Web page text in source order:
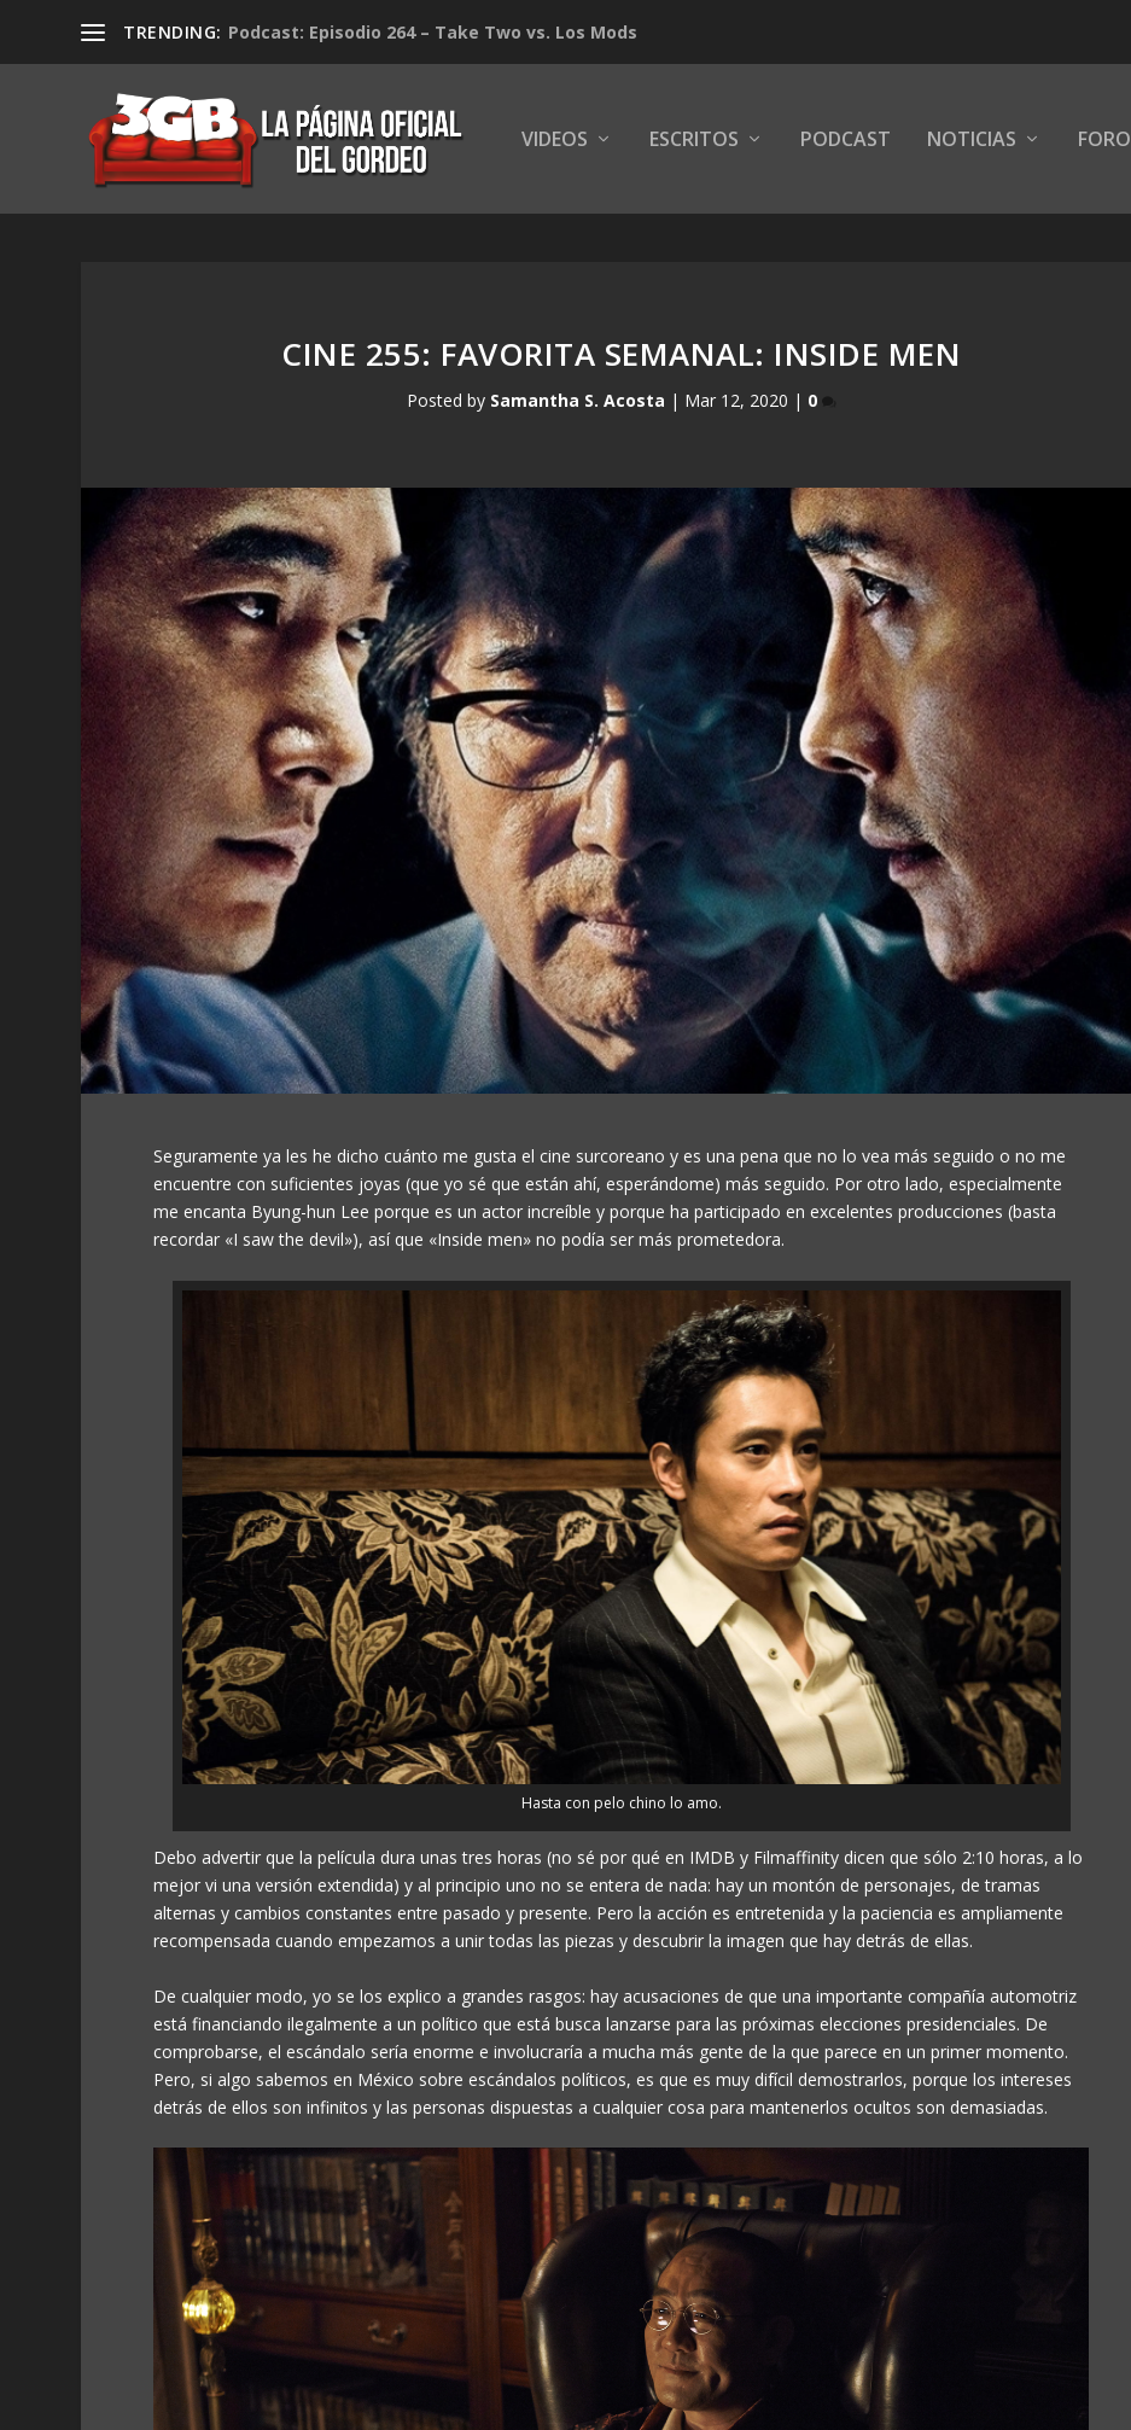
TRENDING: Podcast: Episodio 264 – Take Two vs. Los Mods
VIDEOS ESCRITOS PODCAST NOTICIAS FORO
CINE 255: FAVORITA SEMANAL: INSIDE MEN
Posted by Samantha S. Acosta | Mar 12, 2020 | 0
Seguramente ya les he dicho cuánto me gusta el cine surcoreano y es una pena que no lo vea más seguido o no me
encuentre con suficientes joyas (que yo sé que están ahí, esperándome) más seguido. Por otro lado, especialmente
me encanta Byung-hun Lee porque es un actor increíble y porque ha participado en excelentes producciones (basta
recordar «I saw the devil»), así que «Inside men» no podía ser más prometedora.
Hasta con pelo chino lo amo.
Debo advertir que la película dura unas tres horas (no sé por qué en IMDB y Filmaffinity dicen que sólo 2:10 horas, a lo
mejor vi una versión extendida) y al principio uno no se entera de nada: hay un montón de personajes, de tramas
alternas y cambios constantes entre pasado y presente. Pero la acción es entretenida y la paciencia es ampliamente
recompensada cuando empezamos a unir todas las piezas y descubrir la imagen que hay detrás de ellas.
De cualquier modo, yo se los explico a grandes rasgos: hay acusaciones de que una importante compañía automotriz
está financiando ilegalmente a un político que está busca lanzarse para las próximas elecciones presidenciales. De
comprobarse, el escándalo sería enorme e involucraría a mucha más gente de la que parece en un primer momento.
Pero, si algo sabemos en México sobre escándalos políticos, es que es muy difícil demostrarlos, porque los intereses
detrás de ellos son infinitos y las personas dispuestas a cualquier cosa para mantenerlos ocultos son demasiadas.